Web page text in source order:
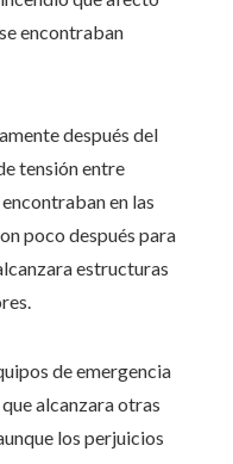
encontraban
después del
tensión entre
en las
poco después para
estructuras
de emergencia
alcanzara otras
los perjuicios